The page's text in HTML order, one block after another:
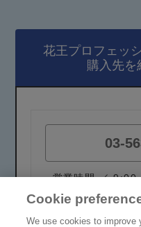
花王プロフェッ
購入先を
03-
営業時間 ／
（土・日・祝日・
Cookie
We use cookies to improve